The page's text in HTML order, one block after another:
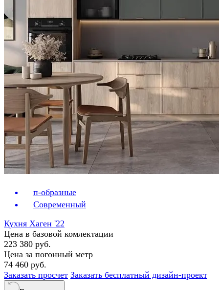
п-образные
Современный
Кухня Хаген '22
Цена в базовой комлектации
223 380 руб.
Цена за погонный метр
74 460 руб.
Заказать просчет Заказать бесплатный дизайн-проект